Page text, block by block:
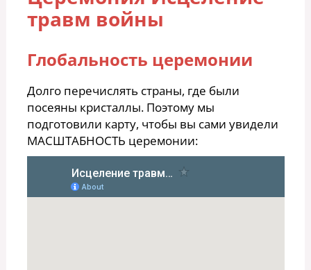
травм войны
Глобальность церемонии
Долго перечислять страны, где были
посеяны кристаллы. Поэтому мы
подготовили карту, чтобы вы сами увидели
МАСШТАБНОСТЬ церемонии: